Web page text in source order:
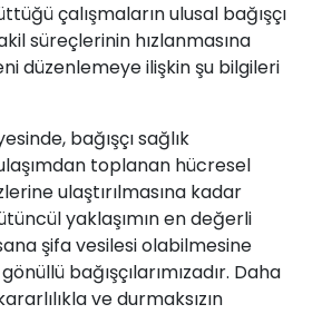
çalışmaların ulusal bağışçı
süreçlerinin hızlanmasına
düzenlemeye ilişkin şu bilgileri
bağışçı sağlık
toplanan hücresel
ulaştırılmasına kadar
yaklaşımın en değerli
şifa vesilesi olabilmesine
bağışçılarımızadır. Daha
ve durmaksızın